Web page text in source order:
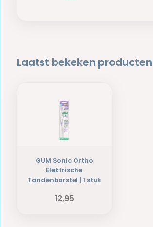
Laatst bekeken producten
GUM Sonic Ortho
Elektrische
Tandenborstel | 1 stuk
12,95